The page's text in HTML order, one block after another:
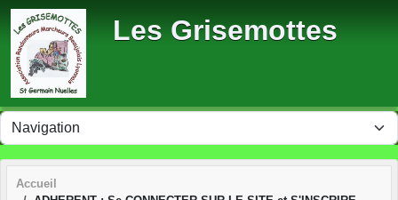
Les Grisemottes
Accueil
Panneau de gestion des cookies